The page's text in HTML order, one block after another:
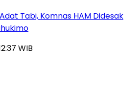
Tabi, Komnas HAM Didesak
WIB